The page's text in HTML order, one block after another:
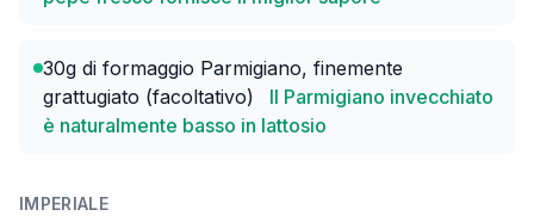
30g di formaggio Parmigiano, finemente
grattugiato (facoltativo)
Il Parmigiano invecchiato
è naturalmente basso in lattosio
IMPERIALE